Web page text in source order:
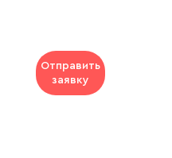
Отправить
заявку